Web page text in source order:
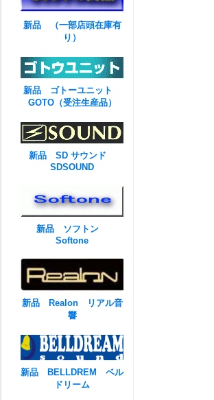
新品 （一部店頭在庫有
り）
新品 ゴトーユニット
GOTO（受注生産品）
新品 SD サウンド
SDSOUND
新品 ソフトン
Softone
新品 Realon リアル音
響
新品 BELLDREM ベル
ドリーム